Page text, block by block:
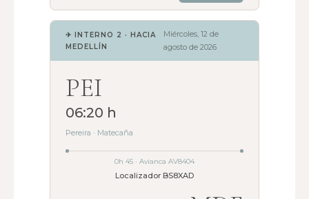
✈ INTERNO 2 · HACIA
MEDELLÍN
Miércoles, 12 de
agosto de 2026
PEI
06:20 h
Pereira · Matecaña
0h 45 · Avianca AV8404
Localizador BS8XAD